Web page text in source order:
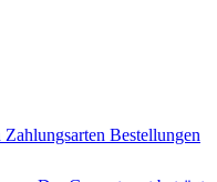
Zahlungsarten Bestellungen